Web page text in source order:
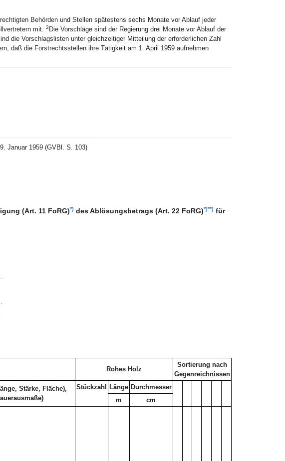
Behörden und Stellen spätestens sechs Monate vor Ablauf jeder
mit. 2 Die Vorschläge sind der Regierung drei Monate vor Ablauf der
die Vorschlagslisten unter gleichzeitiger Mitteilung der erforderlichen Zahl
daß die Forstrechtsstellen ihre Tätigkeit am 1. April 1959 aufnehmen
Januar 1959 (GVBl. S. 103)
(Art. 11 FoRG)*) des Ablösungsbetrags (Art. 22 FoRG)*)**) für
Rohes Holz
Sortierung nach
Gegenreichnissen
Stärke, Fläche),
Stückzahl Länge Durchmesser
m
cm